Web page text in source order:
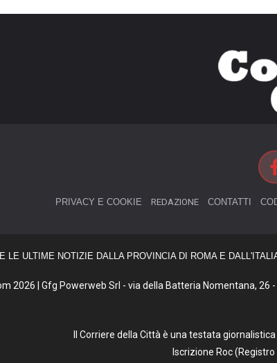
PRIVACY E COOKIE REDAZIONE CONTATTI
LE ULTIME NOTIZIE DALLA PROVINCIA DI ROMA E
2026 | Gfg Powerweb Srl - via della Batteria Nomentana,
Il Corriere della Città è una testata
Iscrizione Roc